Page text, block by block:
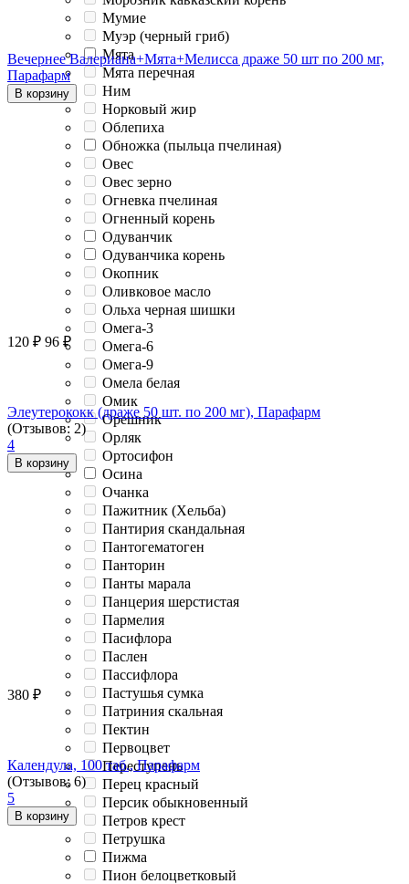
Мумие
Муэр (черный гриб)
Мята
Мята перечная
Ним
Норковый жир
Облепиха
Обножка (пыльца пчелиная)
Овес
Овес зерно
Огневка пчелиная
Огненный корень
Одуванчик
Одуванчика корень
Окопник
Оливковое масло
Ольха черная шишки
Омега-3
Омега-6
Омега-9
Омела белая
Омик
Орешник
Орляк
Ортосифон
Осина
Очанка
Пажитник (Хельба)
Пантирия скандальная
Пантогематоген
Панторин
Панты марала
Панцерия шерстистая
Пармелия
Пасифлора
Паслен
Пассифлора
Пастушья сумка
Патриния скальная
Пектин
Первоцвет
Переступень
Перец красный
Персик обыкновенный
Петров крест
Петрушка
Пижма
Пион белоцветковый
Вечернее Валериана+Мята+Мелисса драже 50 шт по 200 мг,
Парафарм
В корзину
120 ₽ 96 ₽
Элеутерококк (драже 50 шт. по 200 мг), Парафарм
(Отзывов: 2)
4
В корзину
380 ₽
Календула, 100 таб., Парафарм
(Отзывов: 6)
5
В корзину